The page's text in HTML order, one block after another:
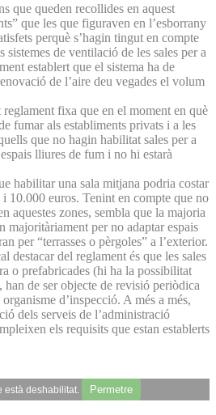
que queden recollides en aquest
que les que figuraven en l’esborrany
perquè s’hagin tingut en compte
sistemes de ventilació de les sales per a
establert que el sistema ha de
de l’aire deu vegades el volum
reglament fixa que en el moment en què
fumar als establiments privats i a les
que no hagin habilitat sales per a
lliures de fum i no hi estarà
habilitar una sala mitjana podria costar
10.000 euros. Tenint en compte que no
aquestes zones, sembla que la majoria
majoritàriament per no adaptar espais
per “terrasses o pèrgoles” a l’exterior.
destacar del reglament és que les sales
o prefabricades (hi ha la possibilitat
han de ser objecte de revisió periòdica
d’inspecció. A més a més,
dels serveis de l’administració
els requisits que estan establerts
està deshabilitat. Permetre